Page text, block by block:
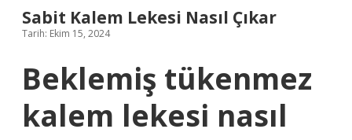
Sabit Kalem Lekesi Nasıl Çıkar
Tarih: Ekim 15, 2024
Beklemiş tükenmez
kalem lekesi nasıl